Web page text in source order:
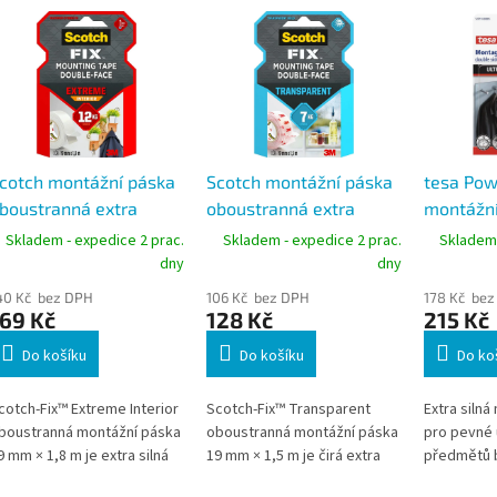
montážní páska
extra
silná, 19 x 1,5 m,
nosnost 12 kg, interiér
Skladem - expedice 2 prac.
dny
Kč bez DPH
Kč
Do košíku
Fix™ Extreme Interior
montážní páska
mm × 1,8 m je extra silná
Scotch montážní páska
oboustranná extra
silná, 19x1,5 m, nosnost
Skladem - expedice 2 prac.
dny
106 Kč bez DPH
128 Kč
Do košíku
Scotch-Fix™ Transparent
oboustranná montážní páska
19 mm × 1,5 m je čirá extra
tesa
páska
178 Kč bez
215 Kč
Do
Extra silná
pro pevné
předmětů